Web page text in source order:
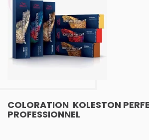
COLORATION KOLESTON
PROFESSIONNEL